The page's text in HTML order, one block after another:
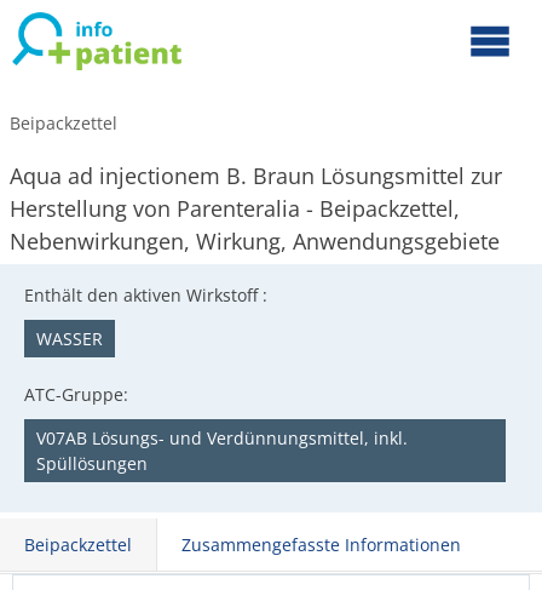
Beipackzettel
Aqua ad injectionem B. Braun Lösungsmittel zur
Herstellung von Parenteralia - Beipackzettel,
Nebenwirkungen, Wirkung, Anwendungsgebiete
Enthält den aktiven Wirkstoff :
WASSER
ATC-Gruppe:
V07AB Lösungs- und Verdünnungsmittel, inkl.
Spüllösungen
Beipackzettel Zusammengefasste Informationen